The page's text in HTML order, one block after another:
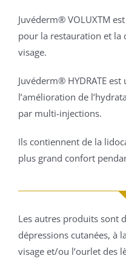
Juvéderm® VOLUXTM
pour la restauration et la
visage.
Juvéderm® HYDRATE
l’amélioration de
par multi-injections.
Ils contiennent de la
plus grand confort
Les autres produits sont
dépressions cutanées, à
visage et/ou l’ourlet des